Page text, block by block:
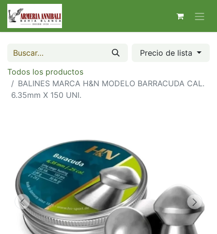
Precio de lista
Todos los productos
BALINES MARCA H&N MODELO BARRACUDA CAL.
6.35mm X 150 UNI.